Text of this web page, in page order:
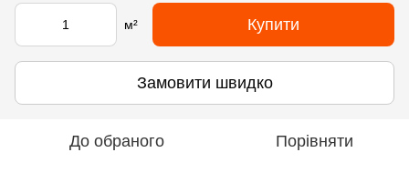
м² Купити
Замовити швидко
До обраного Порівняти